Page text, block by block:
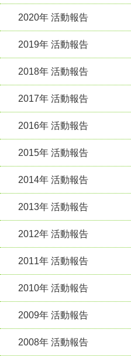
2020年 活動報告
2019年 活動報告
2018年 活動報告
2017年 活動報告
2016年 活動報告
2015年 活動報告
2014年 活動報告
2013年 活動報告
2012年 活動報告
2011年 活動報告
2010年 活動報告
2009年 活動報告
2008年 活動報告